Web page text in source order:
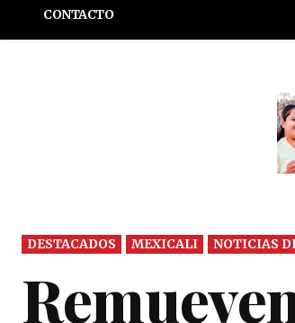
CONTACTO
DESTACADOS MEXICALI NOTICIAS